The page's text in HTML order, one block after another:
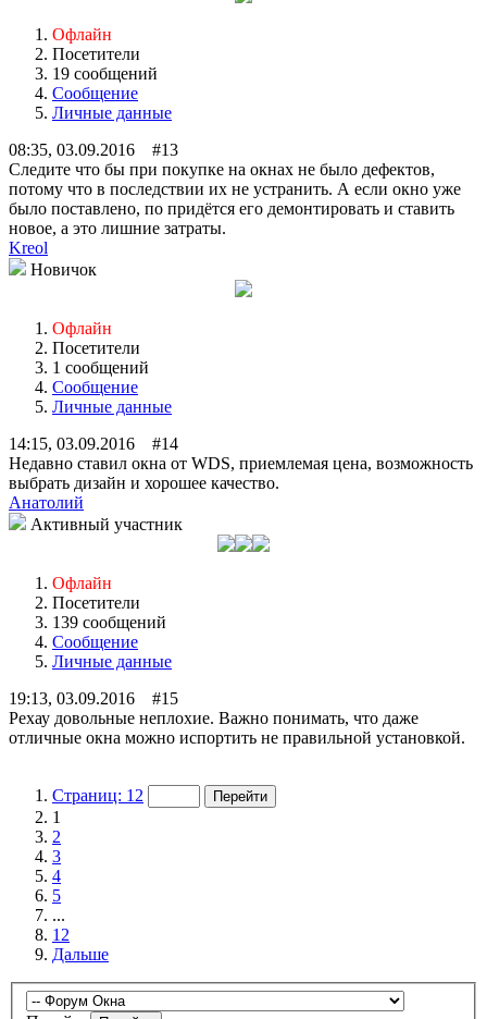
Офлайн
Посетители
19 сообщений
Сообщение
Личные данные
08:35, 03.09.2016 #13
Следите что бы при покупке на окнах не было дефектов,
потому что в последствии их не устранить. А если окно уже
было поставлено, по придётся его демонтировать и ставить
новое, а это лишние затраты.
Kreol
Новичок
Офлайн
Посетители
1 сообщений
Сообщение
Личные данные
14:15, 03.09.2016 #14
Недавно ставил окна от WDS, приемлемая цена, возможность
выбрать дизайн и хорошее качество.
Анатолий
Активный участник
Офлайн
Посетители
139 сообщений
Сообщение
Личные данные
19:13, 03.09.2016 #15
Рехау довольные неплохие. Важно понимать, что даже
отличные окна можно испортить не правильной установкой.
Страниц: 12
1
2
3
4
5
...
12
Дальше